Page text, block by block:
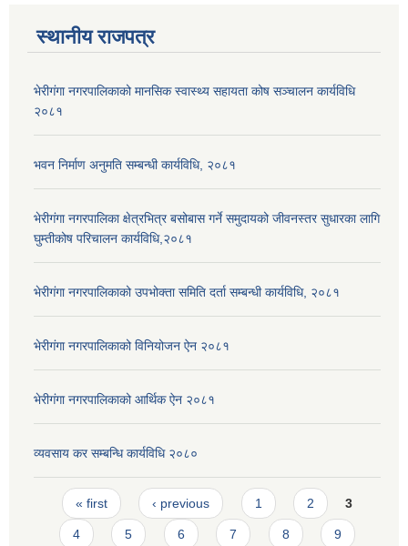
स्थानीय राजपत्र
भेरीगंगा नगरपालिकाको मानसिक स्वास्थ्य सहायता कोष सञ्चालन कार्यविधि
२०८१
भवन निर्माण अनुमति सम्बन्धी कार्यविधि, २०८१
भेरीगंगा नगरपालिका क्षेत्रभित्र बसोबास गर्ने समुदायको जीवनस्तर सुधारका लागि
घुम्तीकोष परिचालन कार्यविधि,२०८१
भेरीगंगा नगरपालिकाको उपभोक्ता समिति दर्ता सम्बन्धी कार्यविधि, २०८१
भेरीगंगा नगरपालिकाको विनियोजन ऐन २०८१
भेरीगंगा नगरपालिकाको आर्थिक ऐन २०८१
व्यवसाय कर सम्बन्धि कार्यविधि २०८०
Pages
« first ‹ previous 1 2 3
4 5 6 7 8 9